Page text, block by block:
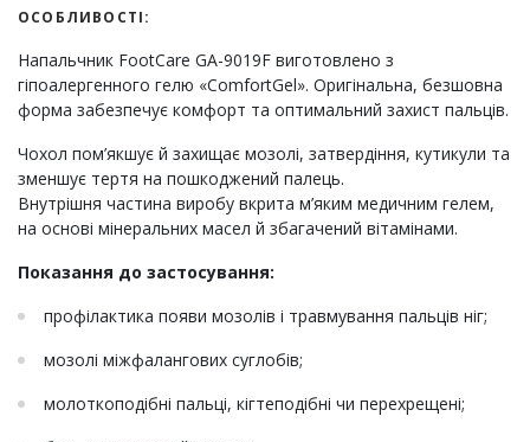
ОСОБЛИВОСТІ:
Напальчник FootCare GA-9019F виготовлено з
гіпоалергенного гелю «ComfortGel». Оригінальна, безшовна
форма забезпечує комфорт та оптимальний захист пальців.
Чохол пом’якшує й захищає мозолі, затвердіння, кутикули та
зменшує тертя на пошкоджений палець.
Внутрішня частина виробу вкрита м’яким медичним гелем,
на основі мінеральних масел й збагачений вітамінами.
Показання до застосування:
профілактика появи мозолів і травмування пальців ніг;
мозолі міжфалангових суглобів;
молоткоподібні пальці, кігтеподібні чи перехрещені;